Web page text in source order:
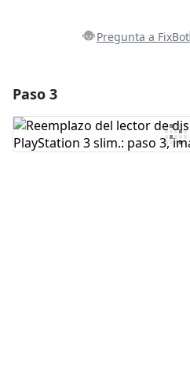
Pregunta a FixBot
Agregar Comentario
Paso 3